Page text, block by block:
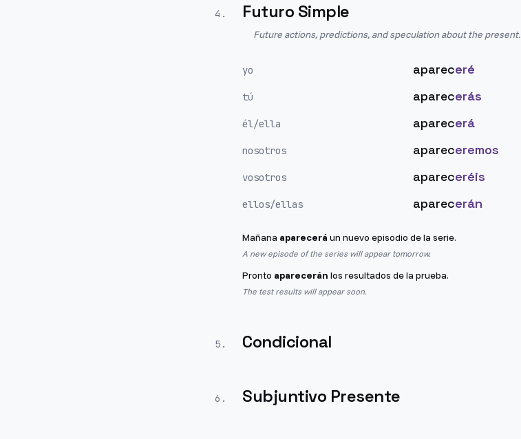
4 . Futuro Simple
Future actions, predictions, and speculation about the present.
yo apareceré
tú aparecerás
él/ella aparecerá
nosotros apareceremos
vosotros apareceréis
ellos/ellas aparecerán
Mañana aparecerá un nuevo episodio de la serie.
A new episode of the series will appear tomorrow.
Pronto aparecerán los resultados de la prueba.
The test results will appear soon.
5 . Condicional
6 . Subjuntivo Presente